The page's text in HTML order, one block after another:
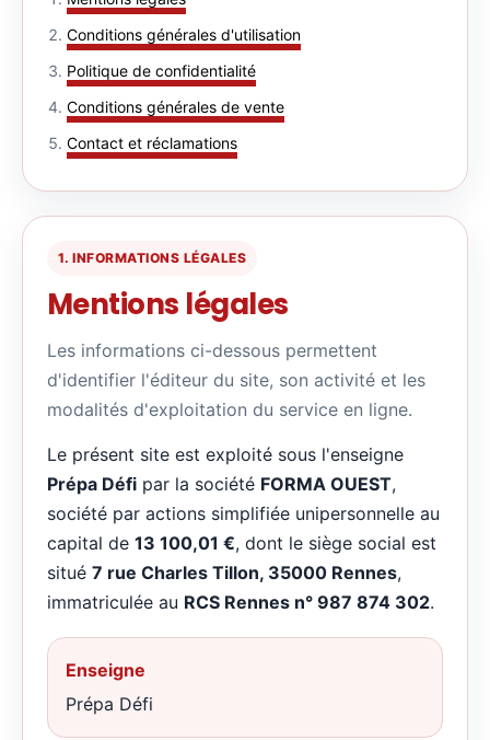
Conditions générales d'utilisation
Politique de confidentialité
Conditions générales de vente
Contact et réclamations
1. INFORMATIONS LÉGALES
Mentions légales
Les informations ci-dessous permettent
d'identifier l'éditeur du site, son activité et les
modalités d'exploitation du service en ligne.
Le présent site est exploité sous l'enseigne
Prépa Défi par la société FORMA OUEST,
société par actions simplifiée unipersonnelle au
capital de 13 100,01 €, dont le siège social est
situé 7 rue Charles Tillon, 35000 Rennes,
immatriculée au RCS Rennes n° 987 874 302.
Enseigne
Prépa Défi